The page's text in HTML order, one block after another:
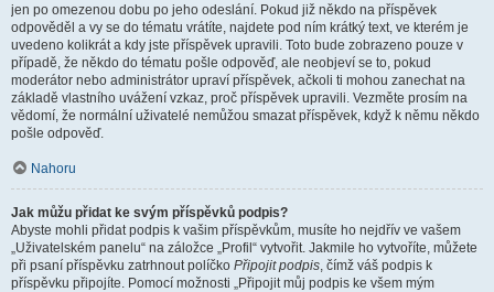
jen po omezenou dobu po jeho odeslání. Pokud již někdo na příspěvek
odpověděl a vy se do tématu vrátíte, najdete pod ním krátký text, ve kterém je
uvedeno kolikrát a kdy jste příspěvek upravili. Toto bude zobrazeno pouze v
případě, že někdo do tématu pošle odpověď, ale neobjeví se to, pokud
moderátor nebo administrátor upraví příspěvek, ačkoli ti mohou zanechat na
základě vlastního uvážení vzkaz, proč příspěvek upravili. Vezměte prosím na
vědomí, že normální uživatelé nemůžou smazat příspěvek, když k němu někdo
pošle odpověď.
Nahoru
Jak můžu přidat ke svým příspěvků podpis?
Abyste mohli přidat podpis k vašim příspěvkům, musíte ho nejdřív ve vašem
„Uživatelském panelu“ na záložce „Profil“ vytvořit. Jakmile ho vytvoříte, můžete
při psaní příspěvku zatrhnout políčko Připojit podpis, čímž váš podpis k
příspěvku připojíte. Pomocí možnosti „Připojit můj podpis ke všem mým